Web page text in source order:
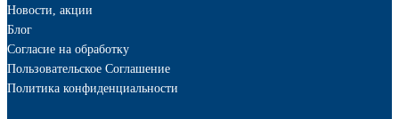
Новости, акции
Блог
Cогласие на обработку
Пользовательское Соглашение
Политика конфиденциальности